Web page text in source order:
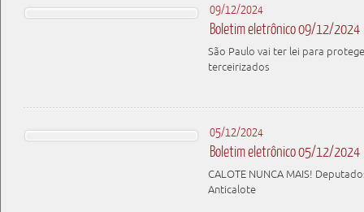
09/12/2024
Boletim eletrônico 09/12/2024
São Paulo vai ter lei para
terceirizados
05/12/2024
Boletim eletrônico 05/12/2024
CALOTE NUNCA MAIS!
Anticalote